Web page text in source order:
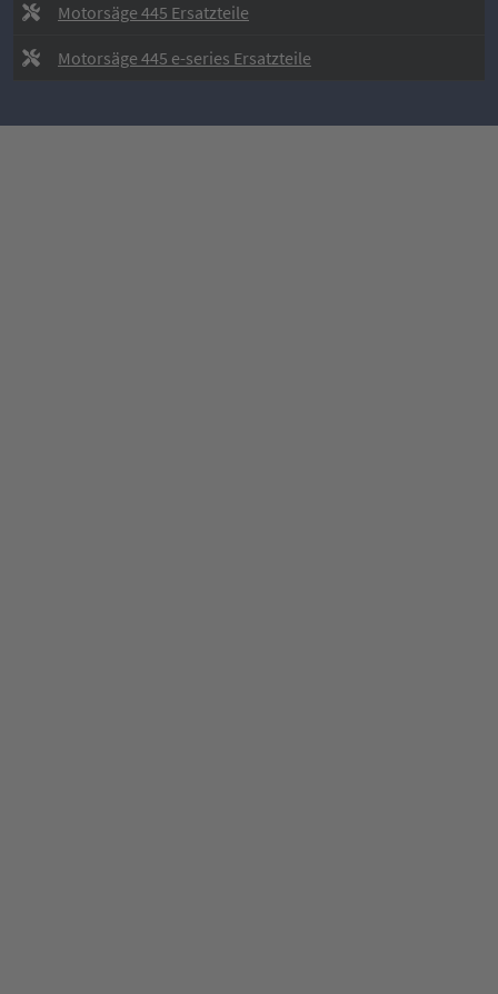
Motorsäge 445 Ersatzteile
Motorsäge 445 e-series Ersatzteile